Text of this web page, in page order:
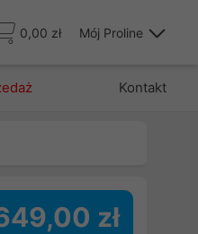
0,00 zł Mój Proline
Kontakt
zł